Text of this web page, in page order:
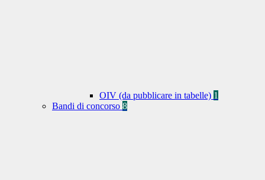
OIV (da pubblicare in tabelle) 1
Bandi di concorso 8